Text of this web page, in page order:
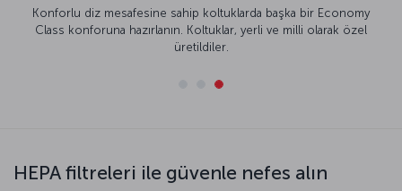
Konforlu diz mesafesine sahip koltuklarda başka bir Economy
Class konforuna hazırlanın. Koltuklar, yerli ve milli olarak özel
üretildiler.
HEPA filtreleri ile güvenle nefes alın